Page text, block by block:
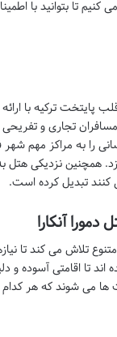
تا بتوانید با
پایتخت ترکیه با
تجاری و
را به مراکز مهم شهر
همچنین نزدیکی هتل
کنند تبدیل کرده است.
آنکارا
تلاش می کند تا
تا اقامتی آسوده و
ها می شوند که هر